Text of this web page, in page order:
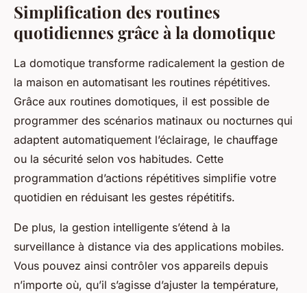
Simplification des routines
quotidiennes grâce à la domotique
La domotique transforme radicalement la gestion de
la maison en automatisant les routines répétitives.
Grâce aux routines domotiques, il est possible de
programmer des scénarios matinaux ou nocturnes qui
adaptent automatiquement l’éclairage, le chauffage
ou la sécurité selon vos habitudes. Cette
programmation d’actions répétitives simplifie votre
quotidien en réduisant les gestes répétitifs.
De plus, la gestion intelligente s’étend à la
surveillance à distance via des applications mobiles.
Vous pouvez ainsi contrôler vos appareils depuis
n’importe où, qu’il s’agisse d’ajuster la température,